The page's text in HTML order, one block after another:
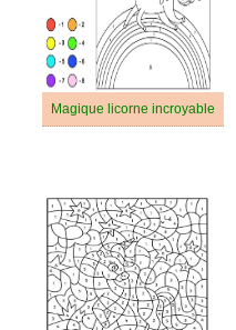
Magique licorne incroyable